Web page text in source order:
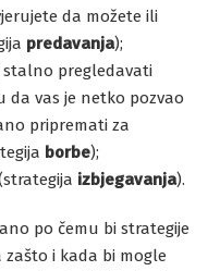
da možete ili
predavanja);
pregledavati
da vas je netko pozvao
pripremati za
borbe);
izbjegavanja).
po čemu bi strategije
i kada bi mogle